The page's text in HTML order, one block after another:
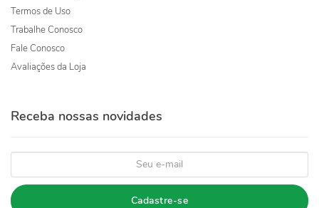
Termos de Uso
Trabalhe Conosco
Fale Conosco
Avaliações da Loja
Receba nossas novidades
Cadastre-se